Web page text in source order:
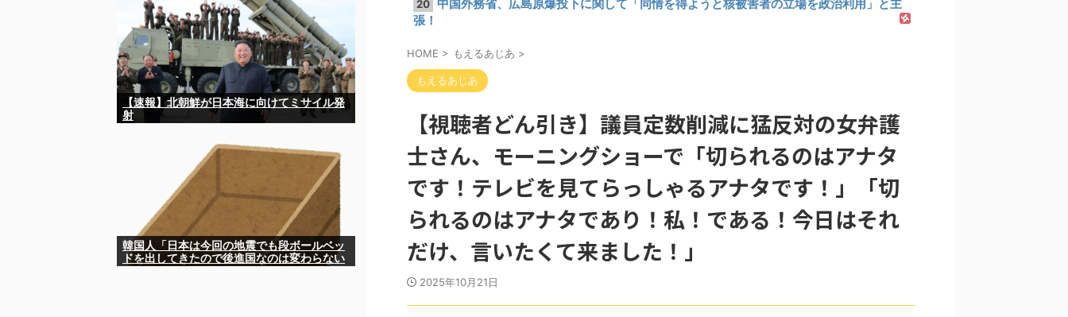
20 中国外務省、広島原爆投下に関して「同情を得ようと核被害者の立場を政治利用」と主
張！
HOME > もえるあじあ >
もえるあじあ
【視聴者どん引き】議員定数削減に猛反対の女弁護
士さん、モーニングショーで「切られるのはアナタ
です！テレビを見てらっしゃるアナタです！」「切
られるのはアナタであり！私！である！今日はそれ
だけ、言いたくて来ました！」
2025年10月21日
【速報】北朝鮮が日本海に向けてミサイル発
射
韓国人「日本は今回の地震でも段ボールベッ
ドを出してきたので後進国なのは変わらない